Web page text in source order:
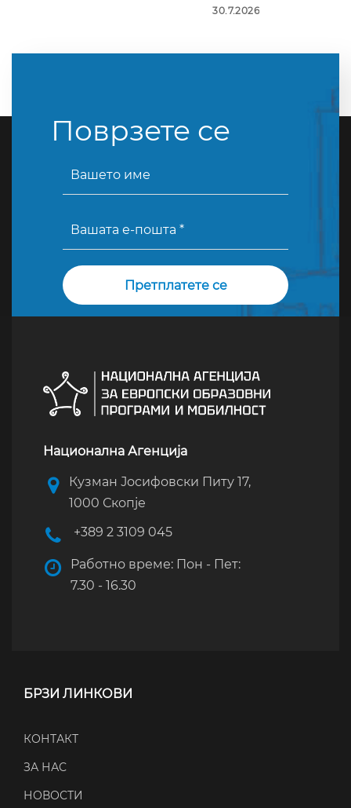
30.7.2026
Поврзете се
Национална Агенција
Кузман Јосифовски Питу 17,
1000 Скопје
+389 2 3109 045
Работно време: Пон - Пет:
7.30 - 16.30
БРЗИ ЛИНКОВИ
КОНТАКТ
ЗА НАС
НОВОСТИ